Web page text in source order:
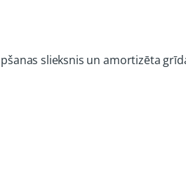
slieksnis un amortizēta